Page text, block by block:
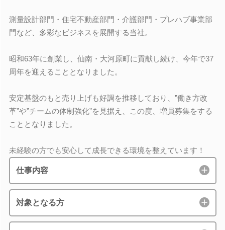
測量設計部門・住宅不動産部門・介護部門・プレハブ事業部
門など、多彩なビジネスを展開する当社。
昭和63年に創業し、仙南・大河原町に貢献し続け、今年で37
周年を迎えることとなりました。
安定基盤のもと売り上げも好調を推移しており、”働き方改
革”や”チームの体制強化”を見据え、この度、増員募集をする
こととなりました。
未経験の方でも安心して成長できる環境を整えています！
仕事内容
対象となる方